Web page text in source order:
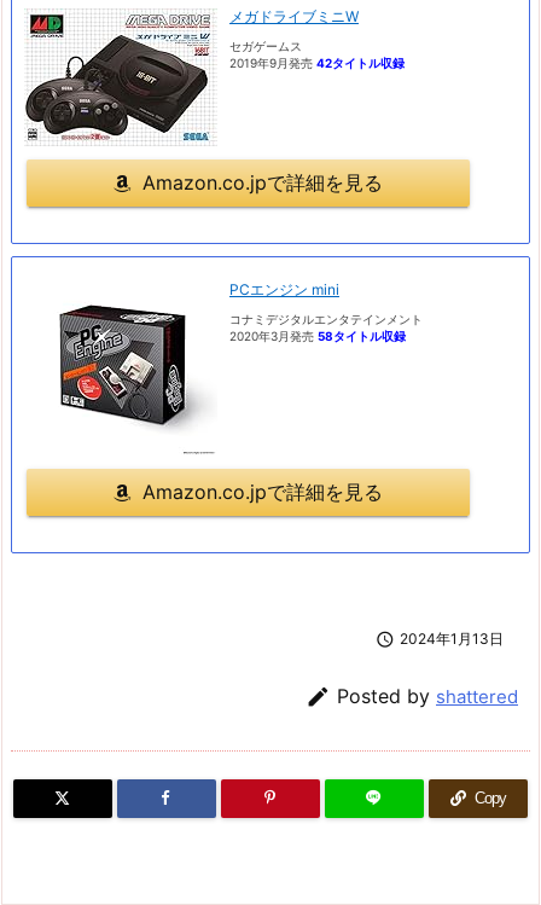
メガドライブミニW
セガゲームス
2019年9月発売 42タイトル収録
Amazon.co.jpで詳細を見る
PCエンジン mini
コナミデジタルエンタテインメント
2020年3月発売 58タイトル収録
Amazon.co.jpで詳細を見る
 2024年1月13日
 Posted by shattered
Copy